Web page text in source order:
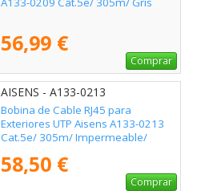
56,99 €
Comprar
AISENS - A133-0213
Bobina de Cable RJ45 para
Exteriores UTP Aisens A133-0213
Cat.5e/ 305m/ Impermeable/
58,50 €
Comprar